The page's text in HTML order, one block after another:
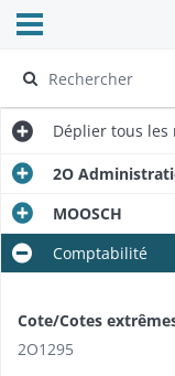
Ouvrir le menu
Déplier tous les
2O
MOOSCH
Comptabilité
Cote/Cotes
2O1295